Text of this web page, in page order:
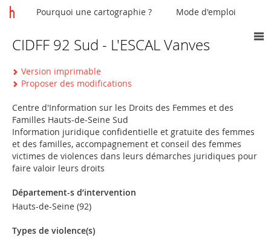
Vous
êtes
ici
CIDFF 92 Sud - L'ESCAL Vanves
Version imprimable
Proposer des modifications
Centre d'Information sur les Droits des Femmes et des
Familles Hauts-de-Seine Sud
Information juridique confidentielle et gratuite des femmes
et des familles, accompagnement et conseil des femmes
victimes de violences dans leurs démarches juridiques pour
faire valoir leurs droits
Département-s d’intervention
Hauts-de-Seine (92)
Types de violence(s)
Pourquoi une cartographie ? Mode d'emploi